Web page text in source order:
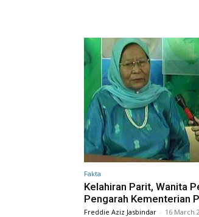
Fakta
Kelahiran Parit, Wanita
Pengarah Kementerian
Freddie Aziz Jasbindar - 16 March